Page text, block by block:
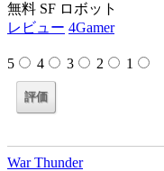
無料 SF ロボット
レビュー 4Gamer
5 4 3 2 1
War Thunder